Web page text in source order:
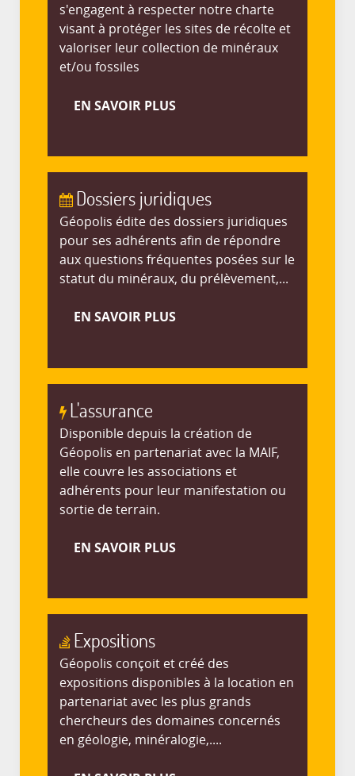
s'engagent à respecter notre charte
visant à protéger les sites de récolte et
valoriser leur collection de minéraux
et/ou fossiles
EN SAVOIR PLUS
Dossiers juridiques
Géopolis édite des dossiers juridiques
pour ses adhérents afin de répondre
aux questions fréquentes posées sur le
statut du minéraux, du prélèvement,...
EN SAVOIR PLUS
L'assurance
Disponible depuis la création de
Géopolis en partenariat avec la MAIF,
elle couvre les associations et
adhérents pour leur manifestation ou
sortie de terrain.
EN SAVOIR PLUS
Expositions
Géopolis conçoit et créé des
expositions disponibles à la location en
partenariat avec les plus grands
chercheurs des domaines concernés
en géologie, minéralogie,....